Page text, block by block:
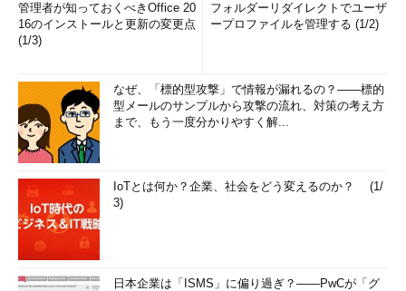
管理者が知っておくべきOffice 20
16のインストールと更新の変更点
(1/3)
フォルダーリダイレクトでユーザ
ープロファイルを管理する (1/2)
なぜ、「標的型攻撃」で情報が漏れるの？――標的
型メールのサンプルから攻撃の流れ、対策の考え方
まで、もう一度分かりやすく解...
IoTとは何か？企業、社会をどう変えるのか？ (1/
3)
日本企業は「ISMS」に偏り過ぎ？――PwCが「グ